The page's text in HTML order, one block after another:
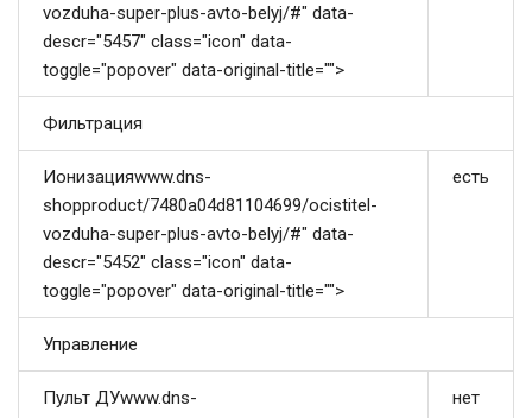
vozduha-super-plus-avto-belyj/#" data-
descr="5457" class="icon" data-
toggle="popover" data-original-title="">
Фильтрация
Ионизацияwww.dns-
shopproduct/7480a04d81104699/ocistitel-
vozduha-super-plus-avto-belyj/#" data-
descr="5452" class="icon" data-
toggle="popover" data-original-title="">
есть
Управление
Пульт ДУwww.dns-
нет